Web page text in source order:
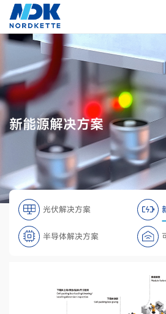
新能源解决方案
光伏解决方案
半导体解决方案